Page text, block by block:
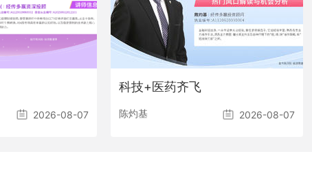
2026-08-07
科技+医药齐飞
陈灼基 2026-08-07